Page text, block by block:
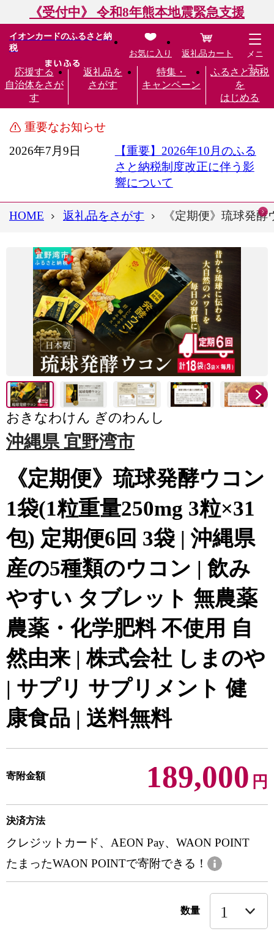
《受付中》 令和8年熊本地震緊急支援
イオンカードのふるさと納
税
応援する
自治体をさが
す
返礼品を
さがす
特集・
キャンペーン
ふるさと納税
を
はじめる
お気に入り 返礼品カート
メニ
ュー
重要なお知らせ
2026年7月9日
【重要】2026年10月のふる
さと納税制度改正に伴う影
響について
HOME 返礼品をさがす 《定期便》琉球発
おきなわけん ぎのわんし
沖縄県 宜野湾市
《定期便》琉球発酵ウコン
1袋(1粒重量250mg 3粒×31
包) 定期便6回 3袋 | 沖縄県
産の5種類のウコン | 飲み
やすい タブレット 無農薬
農薬・化学肥料 不使用 自
然由来 | 株式会社 しまのや
| サプリ サプリメント 健
康食品 | 送料無料
寄附金額 189,000 円
決済方法
クレジットカード、AEON Pay、WAON POINT
たまったWAON POINTで寄附できる！
数量